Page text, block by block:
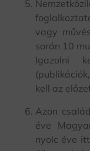
vagy
során 10
Igazolni
kell az
Azon
éve
nyolc éve